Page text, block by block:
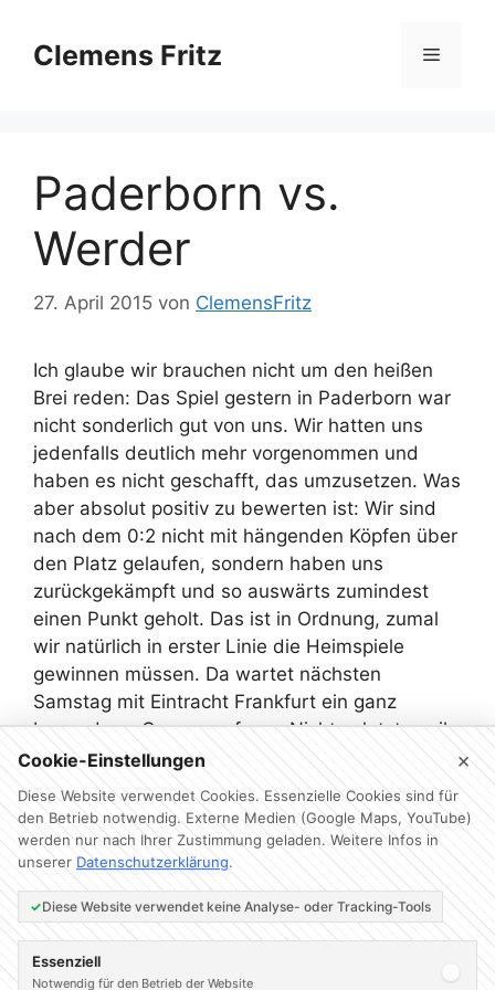
Inhalt
springen
Clemens Fritz Menü
Paderborn vs.
Werder
27. April 2015 von ClemensFritz
Ich glaube wir brauchen nicht um den heißen
Brei reden: Das Spiel gestern in Paderborn war
nicht sonderlich gut von uns. Wir hatten uns
jedenfalls deutlich mehr vorgenommen und
haben es nicht geschafft, das umzusetzen. Was
aber absolut positiv zu bewerten ist: Wir sind
nach dem 0:2 nicht mit hängenden Köpfen über
den Platz gelaufen, sondern haben uns
zurückgekämpft und so auswärts zumindest
einen Punkt geholt. Das ist in Ordnung, zumal
wir natürlich in erster Linie die Heimspiele
gewinnen müssen. Da wartet nächsten
Samstag mit Eintracht Frankfurt ein ganz
besonderer Gegner auf uns. Nicht zuletzt, weil
es die Rückkehr von Thomas Schaaf ins
Weserstadion sein wird.
Cookie-Einstellungen ×
Diese Website verwendet Cookies. Essenzielle Cookies sind für
den Betrieb notwendig. Externe Medien (Google Maps, YouTube)
werden nur nach Ihrer Zustimmung geladen. Weitere Infos in
unserer Datenschutzerklärung.
Diese Website verwendet keine Analyse- oder Tracking-Tools
Essenziell
Notwendig für den Betrieb der Website